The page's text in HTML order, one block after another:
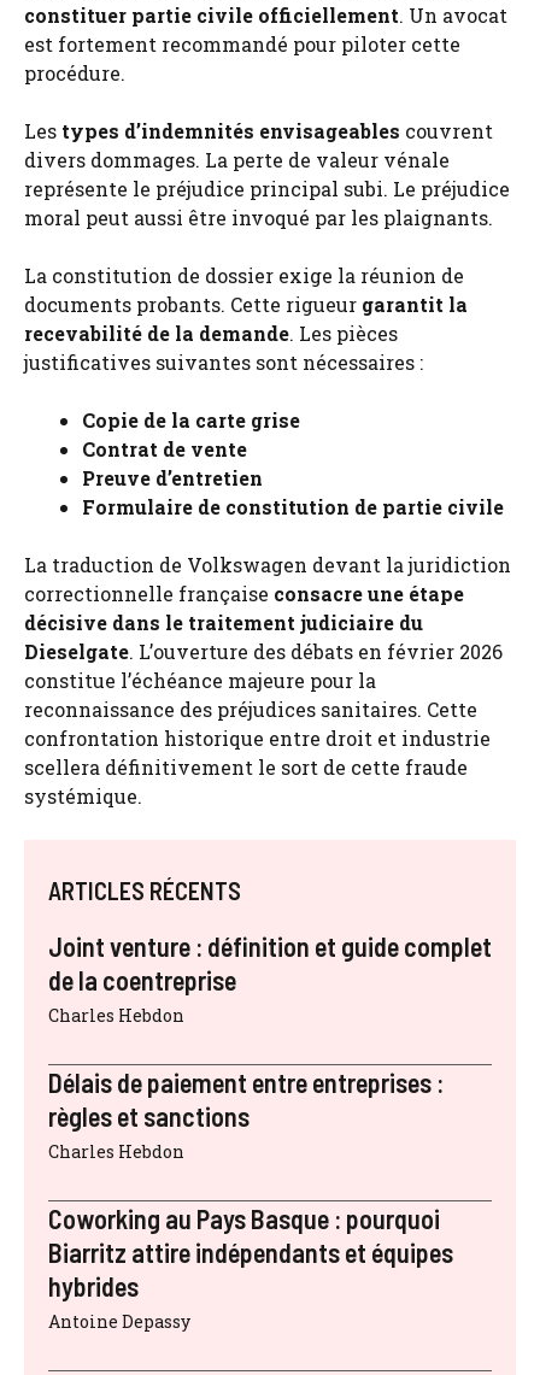
constituer partie civile officiellement. Un avocat
est fortement recommandé pour piloter cette
procédure.
Les types d’indemnités envisageables couvrent
divers dommages. La perte de valeur vénale
représente le préjudice principal subi. Le préjudice
moral peut aussi être invoqué par les plaignants.
La constitution de dossier exige la réunion de
documents probants. Cette rigueur garantit la
recevabilité de la demande. Les pièces
justificatives suivantes sont nécessaires :
Copie de la carte grise
Contrat de vente
Preuve d’entretien
Formulaire de constitution de partie civile
La traduction de Volkswagen devant la juridiction
correctionnelle française consacre une étape
décisive dans le traitement judiciaire du
Dieselgate. L’ouverture des débats en février 2026
constitue l’échéance majeure pour la
reconnaissance des préjudices sanitaires. Cette
confrontation historique entre droit et industrie
scellera définitivement le sort de cette fraude
systémique.
ARTICLES RÉCENTS
Joint venture : définition et guide complet
de la coentreprise
Charles Hebdon
Délais de paiement entre entreprises :
règles et sanctions
Charles Hebdon
Coworking au Pays Basque : pourquoi
Biarritz attire indépendants et équipes
hybrides
Antoine Depassy